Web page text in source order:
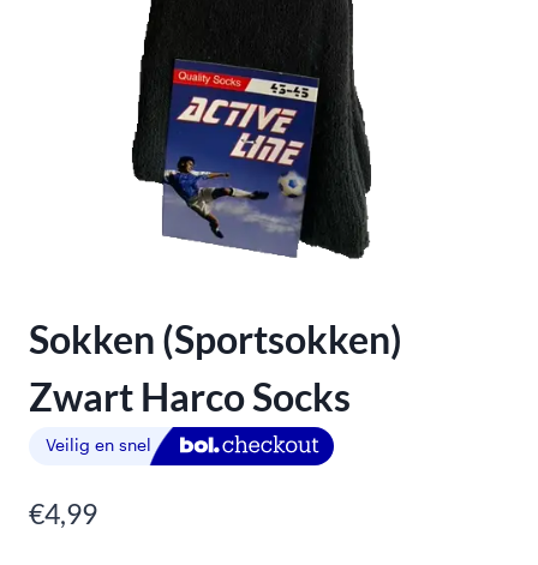
Sokken (Sportsokken)
Zwart Harco Socks
€4,99